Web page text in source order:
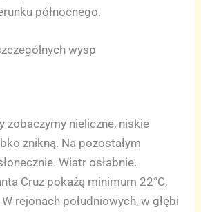
północnego.
wysp
zobaczymy nieliczne, niskie
znikną. Na pozostałym
Wiatr osłabnie.
Cruz pokażą minimum 22°C,
rejonach południowych, w głębi